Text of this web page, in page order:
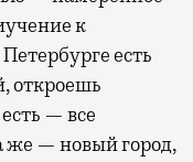
к
есть
откроешь
— все
же — новый город,